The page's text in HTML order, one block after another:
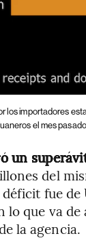
los importadores
el mes
un
del
fue
lo que va
la agencia.